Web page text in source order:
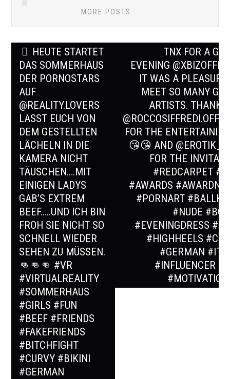
MORE POSTS
Post
navigation
HEUTE STARTET
DAS SOMMERHAUS
DER PORNOSTARS
AUF
@REALITY.LOVERS
LASST EUCH VON
DEM GESTELLTEN
LÄCHELN IN DIE
KAMERA NICHT
TÄUSCHEN….MIT
EINIGEN LADYS
GAB’S EXTREM
BEEF…..UND ICH BIN
FROH SIE NICHT SO
SCHNELL WIEDER
SEHEN ZU MÜSSEN.
👊👊👊 #VR
#VIRTUALREALITY
#SOMMERHAUS
#GIRLS #FUN
#BEEF #FRIENDS
#FAKEFRIENDS
#BITCHFIGHT
#CURVY #BIKINI
#GERMAN
TNX FOR A
EVENING
IT WAS A PLEASURE
MEET SO MANY
ARTISTS. THANKS
FOR THE
😘😘 AND
FOR THE
#REDCARPET
#AWARDS
#PORNART
#NUDE
#EVENINGDRESS
#HIGHHEELS
#GERMAN
#INFLUENCER